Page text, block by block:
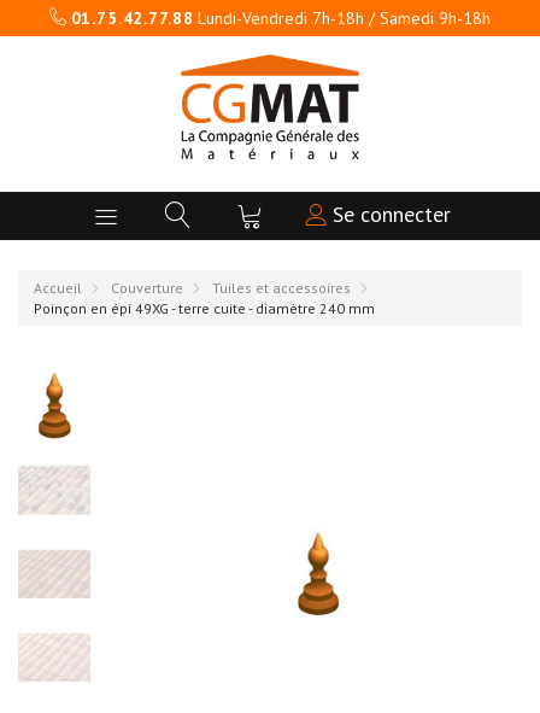
01.75.42.77.88 Lundi-Vendredi 7h-18h / Samedi 9h-18h
Se connecter
Accueil Couverture
Tuiles et accessoires
Poinçon en épi 49XG - terre cuite - diamètre 240 mm